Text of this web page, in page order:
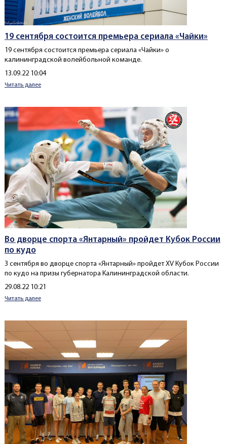
19 сентября состоится премьера сериала «Чайки»
19 сентября состоится премьера сериала «Чайки» о
калининградской волейбольной команде.
Создано
13.09.22 10:04
Читать далее
Во дворце спорта «Янтарный» пройдет Кубок России
по кудо
3 сентября во дворце спорта «Янтарный» пройдет XV Кубок России
по кудо на призы губернатора Калининградской области.
Создано
29.08.22 10:21
Читать далее